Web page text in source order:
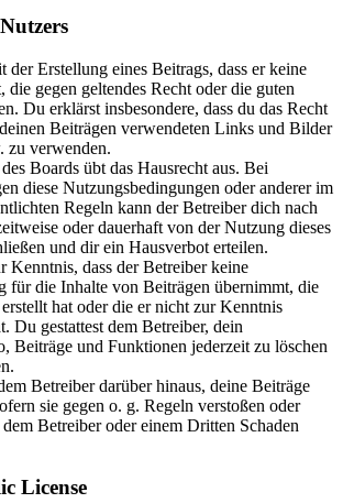
der Erstellung eines Beitrags, dass er keine
die gegen geltendes Recht oder die guten
Du erklärst insbesondere, dass du das Recht
Beiträgen verwendeten Links und Bilder
zu verwenden.
Boards übt das Hausrecht aus. Bei
diese Nutzungsbedingungen oder anderer im
Regeln kann der Betreiber dich nach
oder dauerhaft von der Nutzung dieses
und dir ein Hausverbot erteilen.
Kenntnis, dass der Betreiber keine
für die Inhalte von Beiträgen übernimmt, die
hat oder die er nicht zur Kenntnis
Du gestattest dem Betreiber, dein
Beiträge und Funktionen jederzeit zu löschen
Betreiber darüber hinaus, deine Beiträge
sie gegen o. g. Regeln verstoßen oder
Betreiber oder einem Dritten Schaden
License